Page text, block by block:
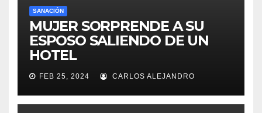
SANACIÓN
MUJER SORPRENDE A SU
ESPOSO SALIENDO DE UN
HOTEL
FEB 25, 2024 CARLOS ALEJANDRO